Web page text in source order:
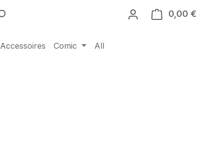
0,00 €
Accessoires Comic All